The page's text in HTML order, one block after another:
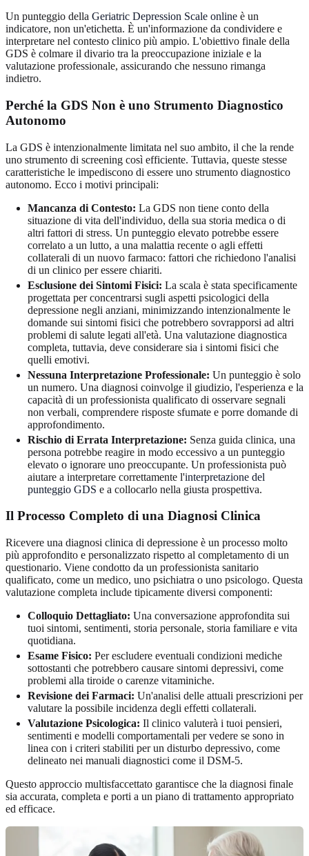
Un punteggio della Geriatric Depression Scale online è un
indicatore, non un'etichetta. È un'informazione da condividere e
interpretare nel contesto clinico più ampio. L'obiettivo finale della
GDS è colmare il divario tra la preoccupazione iniziale e la
valutazione professionale, assicurando che nessuno rimanga
indietro.
Perché la GDS Non è uno Strumento Diagnostico
Autonomo
La GDS è intenzionalmente limitata nel suo ambito, il che la rende
uno strumento di screening così efficiente. Tuttavia, queste stesse
caratteristiche le impediscono di essere uno strumento diagnostico
autonomo. Ecco i motivi principali:
Mancanza di Contesto: La GDS non tiene conto della
situazione di vita dell'individuo, della sua storia medica o di
altri fattori di stress. Un punteggio elevato potrebbe essere
correlato a un lutto, a una malattia recente o agli effetti
collaterali di un nuovo farmaco: fattori che richiedono l'analisi
di un clinico per essere chiariti.
Esclusione dei Sintomi Fisici: La scala è stata specificamente
progettata per concentrarsi sugli aspetti psicologici della
depressione negli anziani, minimizzando intenzionalmente le
domande sui sintomi fisici che potrebbero sovrapporsi ad altri
problemi di salute legati all'età. Una valutazione diagnostica
completa, tuttavia, deve considerare sia i sintomi fisici che
quelli emotivi.
Nessuna Interpretazione Professionale: Un punteggio è solo
un numero. Una diagnosi coinvolge il giudizio, l'esperienza e la
capacità di un professionista qualificato di osservare segnali
non verbali, comprendere risposte sfumate e porre domande di
approfondimento.
Rischio di Errata Interpretazione: Senza guida clinica, una
persona potrebbe reagire in modo eccessivo a un punteggio
elevato o ignorare uno preoccupante. Un professionista può
aiutare a interpretare correttamente l'interpretazione del
punteggio GDS e a collocarlo nella giusta prospettiva.
Il Processo Completo di una Diagnosi Clinica
Ricevere una diagnosi clinica di depressione è un processo molto
più approfondito e personalizzato rispetto al completamento di un
questionario. Viene condotto da un professionista sanitario
qualificato, come un medico, uno psichiatra o uno psicologo. Questa
valutazione completa include tipicamente diversi componenti:
Colloquio Dettagliato: Una conversazione approfondita sui
tuoi sintomi, sentimenti, storia personale, storia familiare e vita
quotidiana.
Esame Fisico: Per escludere eventuali condizioni mediche
sottostanti che potrebbero causare sintomi depressivi, come
problemi alla tiroide o carenze vitaminiche.
Revisione dei Farmaci: Un'analisi delle attuali prescrizioni per
valutare la possibile incidenza degli effetti collaterali.
Valutazione Psicologica: Il clinico valuterà i tuoi pensieri,
sentimenti e modelli comportamentali per vedere se sono in
linea con i criteri stabiliti per un disturbo depressivo, come
delineato nei manuali diagnostici come il DSM-5.
Questo approccio multisfaccettato garantisce che la diagnosi finale
sia accurata, completa e porti a un piano di trattamento appropriato
ed efficace.